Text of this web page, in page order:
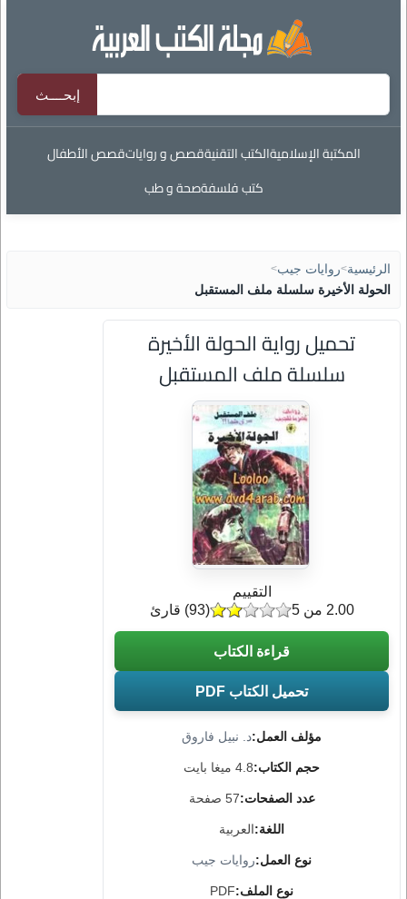
المكتبة الإسلاميةالكتب التقنيةقصص و رواياتقصص الأطفال
كتب فلسفةصحة و طب
الرئيسية>روايات جيب>
الحولة الأخيرة سلسلة ملف المستقبل
تحميل رواية الحولة الأخيرة
سلسلة ملف المستقبل
مؤلف العمل:د. نبيل فاروق
حجم الكتاب:4.8 ميغا بايت
عدد الصفحات:57 صفحة
اللغة:العربية
نوع العمل:روايات جيب
نوع الملف:PDF
التقييم
(
93) قارئ 2.00 من 5
قراءة الكتاب
تحميل الكتاب PDF